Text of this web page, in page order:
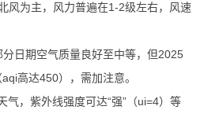
风为主，风力普遍在1-2级左右，风速
分日期空气质量良好至中等，但2025
高达450），需加注意。
气，紫外线强度可达“强”（ui=4）等